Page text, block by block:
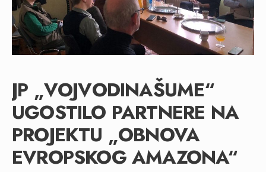
JP „VOJVODINAŠUME“
UGOSTILO PARTNERE NA
PROJEKTU „OBNOVA
EVROPSKOG AMAZONA“